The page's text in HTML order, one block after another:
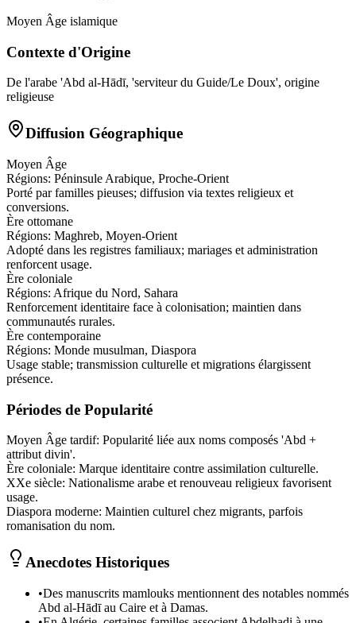
Moyen Âge islamique
Contexte d'Origine
De l'arabe 'Abd al-Hādī, 'serviteur du Guide/Le Doux', origine
religieuse
Diffusion Géographique
Moyen Âge
Régions: Péninsule Arabique, Proche-Orient
Porté par familles pieuses; diffusion via textes religieux et
conversions.
Ère ottomane
Régions: Maghreb, Moyen-Orient
Adopté dans les registres familiaux; mariages et administration
renforcent usage.
Ère coloniale
Régions: Afrique du Nord, Sahara
Renforcement identitaire face à colonisation; maintien dans
communautés rurales.
Ère contemporaine
Régions: Monde musulman, Diaspora
Usage stable; transmission culturelle et migrations élargissent
présence.
Périodes de Popularité
Moyen Âge tardif: Popularité liée aux noms composés 'Abd +
attribut divin'.
Ère coloniale: Marque identitaire contre assimilation culturelle.
XXe siècle: Nationalisme arabe et renouveau religieux favorisent
usage.
Diaspora moderne: Maintien culturel chez migrants, parfois
romanisation du nom.
Anecdotes Historiques
•Des manuscrits mamlouks mentionnent des notables nommés
Abd al-Hādī au Caire et à Damas.